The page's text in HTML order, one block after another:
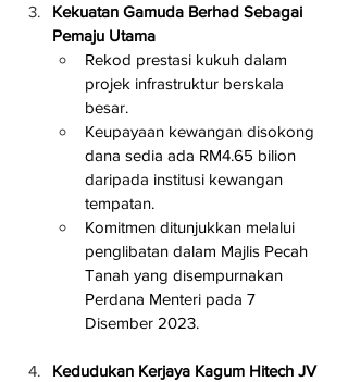
Kekuatan Gamuda Berhad Sebagai
Pemaju Utama
Rekod prestasi kukuh dalam
projek infrastruktur berskala
besar.
Keupayaan kewangan disokong
dana sedia ada RM4.65 bilion
daripada institusi kewangan
tempatan.
Komitmen ditunjukkan melalui
penglibatan dalam Majlis Pecah
Tanah yang disempurnakan
Perdana Menteri pada 7
Disember 2023.
Kedudukan Kerjaya Kagum Hitech JV